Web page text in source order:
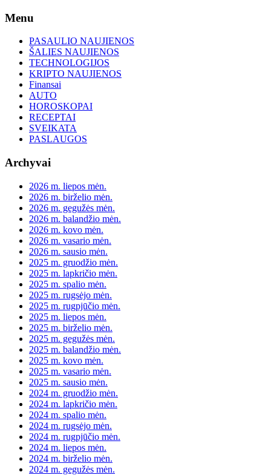
Skip
content
Menu
PASAULIO NAUJIENOS
ŠALIES NAUJIENOS
TECHNOLOGIJOS
KRIPTO NAUJIENOS
Finansai
AUTO
HOROSKOPAI
RECEPTAI
SVEIKATA
PASLAUGOS
Archyvai
2026 m. liepos mėn.
2026 m. birželio mėn.
2026 m. gegužės mėn.
2026 m. balandžio mėn.
2026 m. kovo mėn.
2026 m. vasario mėn.
2026 m. sausio mėn.
2025 m. gruodžio mėn.
2025 m. lapkričio mėn.
2025 m. spalio mėn.
2025 m. rugsėjo mėn.
2025 m. rugpjūčio mėn.
2025 m. liepos mėn.
2025 m. birželio mėn.
2025 m. gegužės mėn.
2025 m. balandžio mėn.
2025 m. kovo mėn.
2025 m. vasario mėn.
2025 m. sausio mėn.
2024 m. gruodžio mėn.
2024 m. lapkričio mėn.
2024 m. spalio mėn.
2024 m. rugsėjo mėn.
2024 m. rugpjūčio mėn.
2024 m. liepos mėn.
2024 m. birželio mėn.
2024 m. gegužės mėn.